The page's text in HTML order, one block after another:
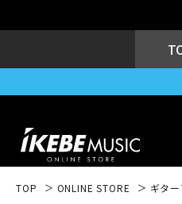
TOP ONLINE STORE ギタ